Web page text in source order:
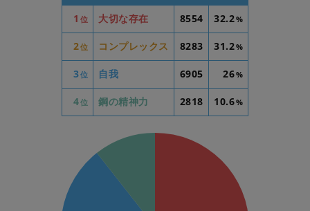
1 位 大切な存在 8554 32.2%
2位 コンプレックス 8283 31.2%
3位 自我 6905 26%
4位 鋼の精神力 2818 10.6%